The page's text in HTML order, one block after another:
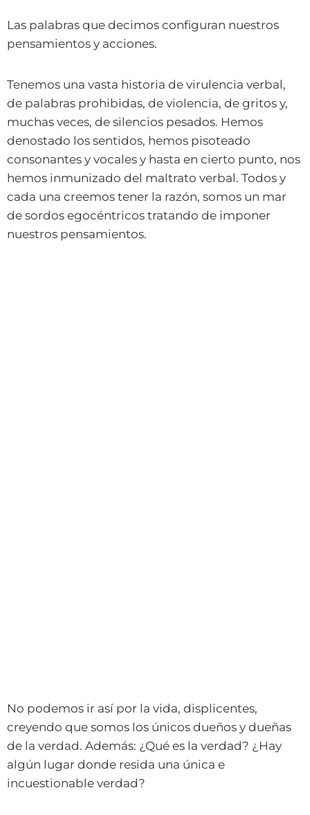
Las palabras que decimos configuran nuestros
pensamientos y acciones.
Tenemos una vasta historia de virulencia verbal,
de palabras prohibidas, de violencia, de gritos y,
muchas veces, de silencios pesados. Hemos
denostado los sentidos, hemos pisoteado
consonantes y vocales y hasta en cierto punto, nos
hemos inmunizado del maltrato verbal. Todos y
cada una creemos tener la razón, somos un mar
de sordos egocéntricos tratando de imponer
nuestros pensamientos.
No podemos ir así por la vida, displicentes,
creyendo que somos los únicos dueños y dueñas
de la verdad. Además: ¿Qué es la verdad? ¿Hay
algún lugar donde resida una única e
incuestionable verdad?